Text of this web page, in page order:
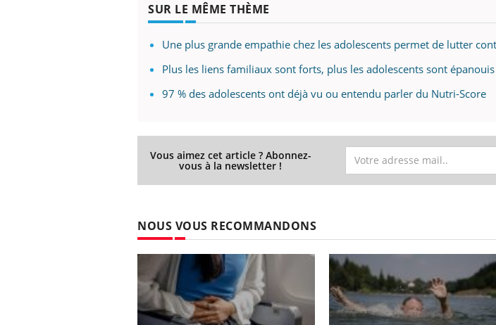
SUR LE MÊME THÈME
Une plus grande empathie chez les adolescents permet de lutter
Plus les liens familiaux sont forts, plus les adolescents sont épanouis
97 % des adolescents ont déjà vu ou entendu parler du Nutri-Score
Vous aimez cet article ? Abonnez-
vous à la newsletter !
NOUS VOUS RECOMMANDONS